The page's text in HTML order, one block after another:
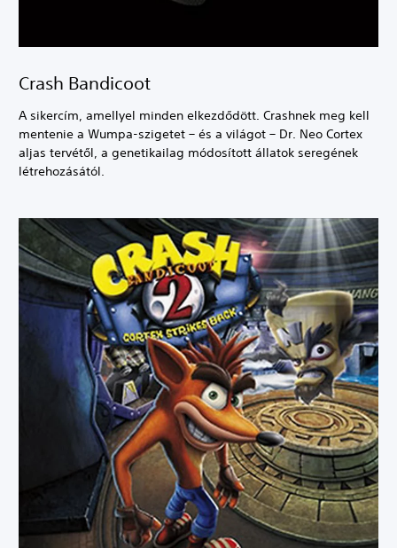
Crash Bandicoot
A sikercím, amellyel minden elkezdődött. Crashnek meg kell
mentenie a Wumpa-szigetet – és a világot – Dr. Neo Cortex
aljas tervétől, a genetikailag módosított állatok seregének
létrehozásától.